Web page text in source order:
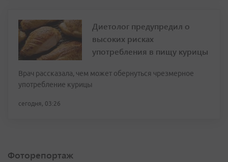
Диетолог предупредил о
высоких рисках
употребления в пищу курицы
Врач рассказала, чем может обернуться чрезмерное
употребление курицы
сегодня, 03:26
Фоторепортаж